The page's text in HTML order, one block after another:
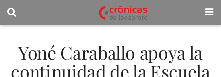
Yoné Caraballo apoya la
continuidad de la Escuela